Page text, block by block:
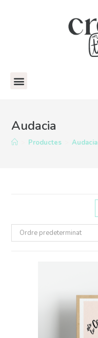
Audacia
Productes Audacia
Ordre predeterminat